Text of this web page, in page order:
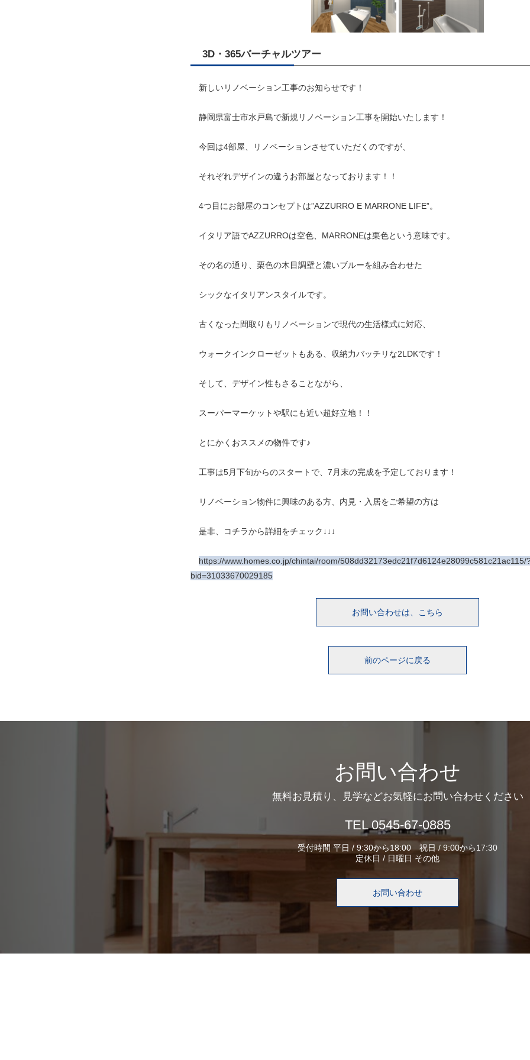
3D・365バーチャルツアー
新しいリノベーション工事のお知らせです！
静岡県富士市水戸島で新規リノベーション工事を開始いたします！
今回は4部屋、リノベーションさせていただくのですが、
それぞれデザインの違うお部屋となっております！！
4つ目にお部屋のコンセプトは”AZZURRO E MARRONE LIFE”。
イタリア語でAZZURROは空色、MARRONEは栗色という意味です。
その名の通り、栗色の木目調壁と濃いブルーを組み合わせた
シックなイタリアンスタイルです。
古くなった間取りもリノベーションで現代の生活様式に対応、
ウォークインクローゼットもある、収納力バッチリな2LDKです！
そして、デザイン性もさることながら、
スーパーマーケットや駅にも近い超好立地！！
とにかくおススメの物件です♪
工事は5月下旬からのスタートで、7月末の完成を予定しております！
リノベーション物件に興味のある方、内見・入居をご希望の方は
是非、コチラから詳細をチェック↓↓↓
https://www.homes.co.jp/chintai/room/508dd32173edc21f7d6124e28099c581c21ac115/
bid=31033670029185
お問い合わせは、こちら
前のページに戻る
お問い合わせ
無料お見積り、見学などお気軽にお問い合わせください
TEL 0545-67-0885
受付時間 平日 / 9:30から18:00 祝日 / 9:00から17:30
定休日 / 日曜日 その他
お問い合わせ